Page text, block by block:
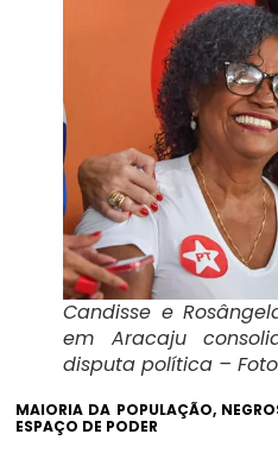
Candisse e
em Aracaju
disputa política –
MAIORIA DA POPULAÇÃO,
ESPAÇO DE PODER